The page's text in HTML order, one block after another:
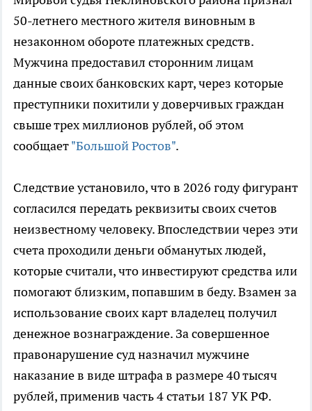
50-летнего местного жителя виновным в
незаконном обороте платежных средств.
Мужчина предоставил сторонним лицам
данные своих банковских карт, через которые
преступники похитили у доверчивых граждан
свыше трех миллионов рублей, об этом
сообщает"Большой Ростов".
Следствие установило, что в 2026 году фигурант
согласился передать реквизиты своих счетов
неизвестному человеку. Впоследствии через эти
счета проходили деньги обманутых людей,
которые считали, что инвестируют средства или
помогают близким, попавшим в беду. Взамен за
использование своих карт владелец получил
денежное вознаграждение. За совершенное
правонарушение суд назначил мужчине
наказание в виде штрафа в размере 40 тысяч
рублей, применив часть 4 статьи 187 УК РФ.